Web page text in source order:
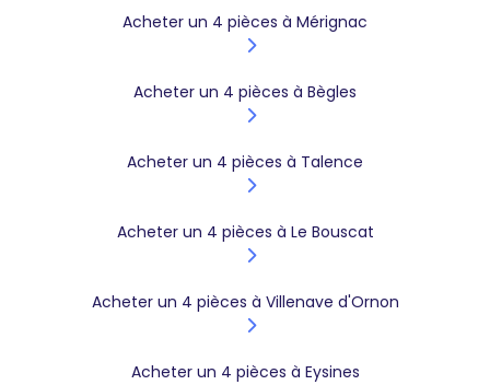
Acheter un 4 pièces à Mérignac
Acheter un 4 pièces à Bègles
Acheter un 4 pièces à Talence
Acheter un 4 pièces à Le Bouscat
Acheter un 4 pièces à Villenave d'Ornon
Acheter un 4 pièces à Eysines